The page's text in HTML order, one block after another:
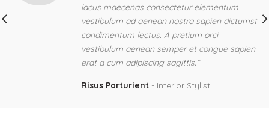
lacus maecenas consectetur elementum
vestibulum ad aenean nostra sapien dictumst
condimentum lectus. A pretium orci
vestibulum aenean semper et congue sapien
erat a cum adipiscing sagittis.”
Risus Parturient Interior Stylist